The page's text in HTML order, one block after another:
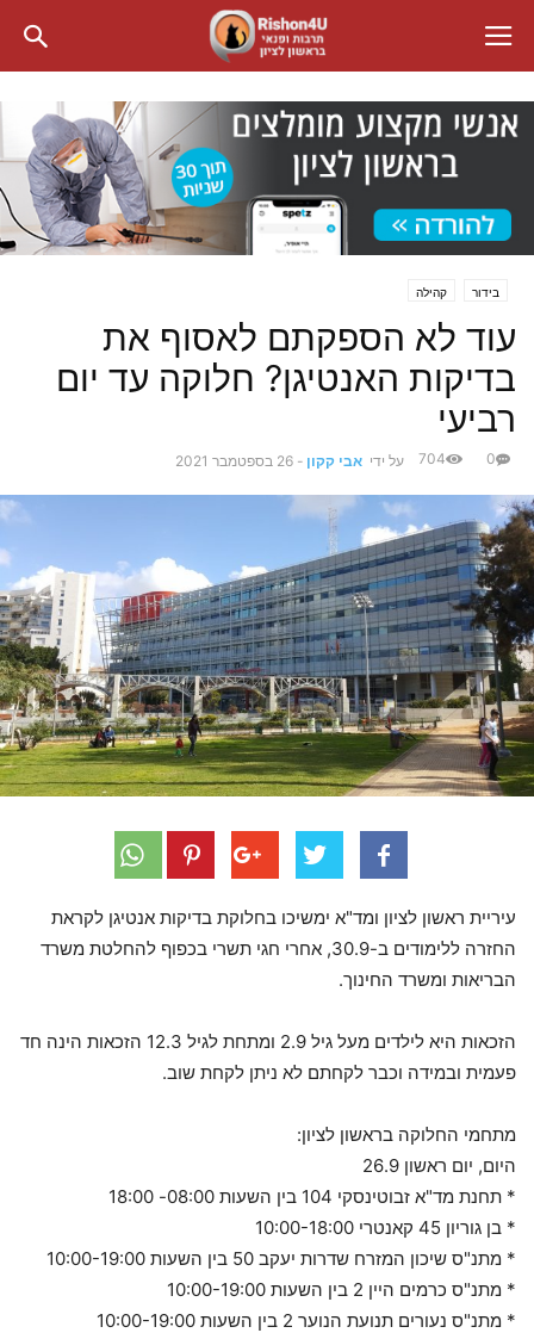
בידור קהילה
עוד לא הספקתם לאסוף את
בדיקות האנטיגן? חלוקה עד יום
רביעי
על ידי אבי קקון - 26 בספטמבר 2021 0
704
עיריית ראשון לציון ומד"א ימשיכו בחלוקת בדיקות אנטיגן לקראת
החזרה ללימודים ב-30.9, אחרי חגי תשרי בכפוף להחלטת משרד
הבריאות ומשרד החינוך.
הזכאות היא לילדים מעל גיל 2.9 ומתחת לגיל 12.3 הזכאות הינה חד
פעמית ובמידה וכבר לקחתם לא ניתן לקחת שוב.
מתחמי החלוקה בראשון לציון:
היום, יום ראשון 26.9
* תחנת מד"א זבוטינסקי 104 בין השעות 08:00- 18:00
* בן גוריון 45 קאנטרי 10:00-18:00
* מתנ"ס שיכון המזרח שדרות יעקב 50 בין השעות 10:00-19:00
* מתנ"ס כרמים היין 2 בין השעות 10:00-19:00
* מתנ"ס נעורים תנועת הנוער 2 בין השעות 10:00-19:00